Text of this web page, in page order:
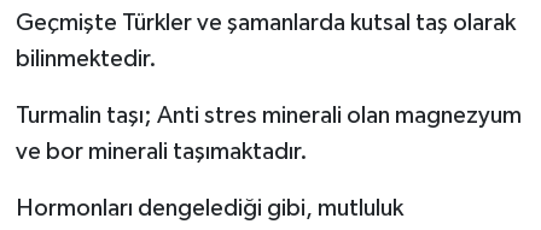
Geçmişte Türkler ve şamanlarda kutsal taş olarak
bilinmektedir.
Turmalin taşı; Anti stres minerali olan magnezyum
ve bor minerali taşımaktadır.
Hormonları dengelediği gibi, mutluluk